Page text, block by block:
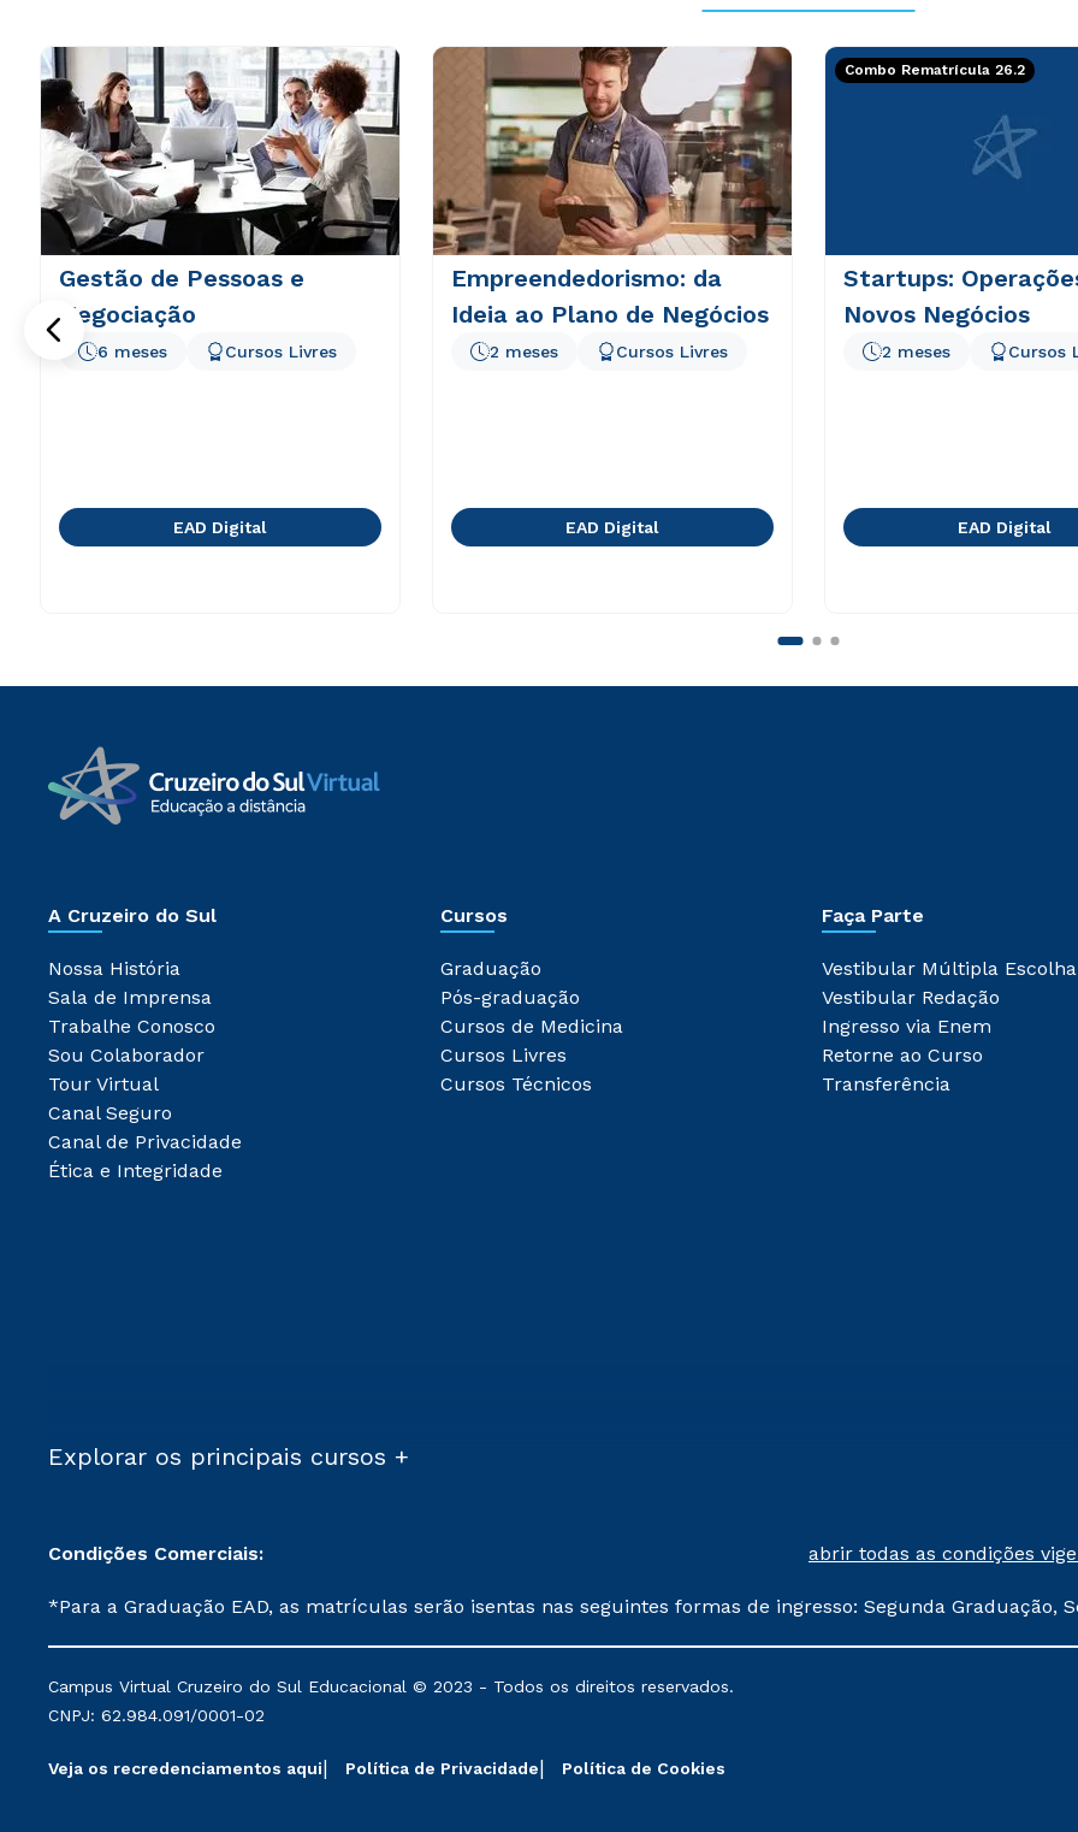
Gestão de Pessoas e
Negociação
6 meses Cursos Livres
EAD Digital
Empreendedorismo: da
Ideia ao Plano de Negócios
2 meses Cursos Livres
EAD Digital
Combo Rematrícula 26.2
Startups:
Novos Negócios
2 meses Cursos
EAD Digital
A Cruzeiro do Sul
Nossa História
Sala de Imprensa
Trabalhe Conosco
Sou Colaborador
Tour Virtual
Canal Seguro
Canal de Privacidade
Ética e Integridade
Cursos
Graduação
Pós-graduação
Cursos de Medicina
Cursos Livres
Cursos Técnicos
Faça Parte
Vestibular Múltipla Escolha
Vestibular Redação
Ingresso via Enem
Retorne ao Curso
Transferência
Explorar os principais cursos +
Condições Comerciais: abrir todas as condições
*Para a Graduação EAD, as matrículas serão isentas nas seguintes formas de ingresso: Segunda Graduação,
mantidos conforme negociação. Descontos institucionais poderão sofrer alterações nos períodos de
serviços.
Campus Virtual Cruzeiro do Sul Educacional © 2023 - Todos os direitos reservados.
CNPJ: 62.984.091/0001-02
Veja os recredenciamentos aqui Política de Privacidade Política de Cookies
Estou de acordo com aPolítica de Privacidade.e
autorizo que meus dados sejam utilizados para o
envio de conteúdos da Cruzeiro do Sul.
Estou de acordo com aPolítica de Privacidade.e
autorizo que meus dados sejam utilizados para o
envio de conteúdos da Cruzeiro do Sul.